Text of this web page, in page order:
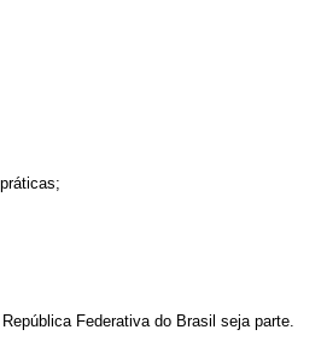
Federativa do Brasil seja parte.